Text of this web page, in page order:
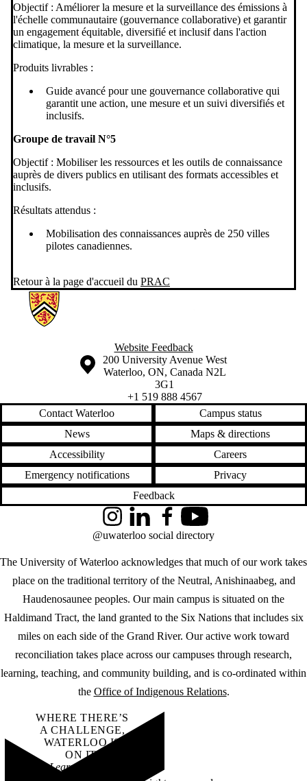
Objectif : Améliorer la mesure et la surveillance des émissions à
l'échelle communautaire (gouvernance collaborative) et garantir
un engagement équitable, diversifié et inclusif dans l'action
climatique, la mesure et la surveillance.
Produits livrables :
Guide avancé pour une gouvernance collaborative qui
garantit une action, une mesure et un suivi diversifiés et
inclusifs.
Groupe de travail N°5
Objectif : Mobiliser les ressources et les outils de connaissance
auprès de divers publics en utilisant des formats accessibles et
inclusifs.
Résultats attendus :
Mobilisation des connaissances auprès de 250 villes
pilotes canadiennes.
Retour à la page d'accueil du PRAC
Information about Implementing Community Sustainability and
Website Feedback
Information about the University of Waterloo
Campus map
200 University Avenue West
Waterloo, ON, Canada N2L
3G1
+1 519 888 4567
Contact Waterloo
Campus status
News
Maps & directions
Accessibility
Careers
Emergency notifications
Privacy
Feedback
The University of Waterloo acknowledges that much of our work takes
place on the traditional territory of the Neutral, Anishinaabeg, and
Haudenosaunee peoples. Our main campus is situated on the
Haldimand Tract, the land granted to the Six Nations that includes six
miles on each side of the Grand River. Our active work toward
reconciliation takes place across our campuses through research,
learning, teaching, and community building, and is co-ordinated within
the Office of Indigenous Relations.
InstagramLinkedInFacebookYouTube
@uwaterloo social directory
WHERE THERE’S
A CHALLENGE,
WATERLOO IS
ON IT.
Learn how →